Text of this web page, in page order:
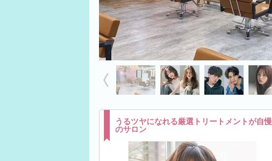
うるツヤになれる厳選トリートメントが自慢
のサロン